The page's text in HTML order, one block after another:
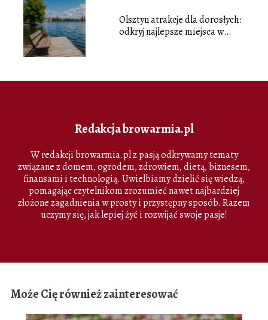
Olsztyn atrakcje dla dorosłych:
odkryj najlepsze miejsca w
Redakcja browarmia.pl
W redakcji browarmia.pl z pasją odkrywamy tematy
związane z domem, ogrodem, zdrowiem, dietą, biznesem,
finansami i technologią. Uwielbiamy dzielić się wiedzą,
pomagając czytelnikom zrozumieć nawet najbardziej
złożone zagadnienia w prosty i przystępny sposób. Razem
uczymy się, jak lepiej żyć i rozwijać swoje pasje!
Może Cię również zainteresować